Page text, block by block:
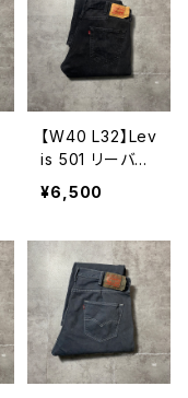
【W40 L32】Lev
is 501 リーバイ
ス ボタンフラ
イ ストレー
ム ジーンズ
¥6,500